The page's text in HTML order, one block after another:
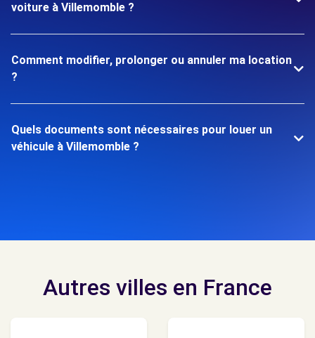
voiture à Villemomble ?
Comment modifier, prolonger ou annuler ma location
?
Quels documents sont nécessaires pour louer un
véhicule à Villemomble ?
Autres villes en France